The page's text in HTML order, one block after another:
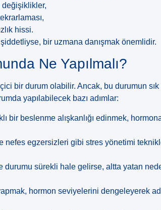
değişiklikler,
hissi.
bir uzmana danışmak önemlidir.
Ne Yapılmalı?
bir durum olabilir. Ancak, bu durumun sık
yapılabilecek bazı adımlar:
bir beslenme alışkanlığı edinmek,
nefes egzersizleri gibi stres yönetimi
durumu sürekli hale gelirse, altta yatan
hormon seviyelerini dengeleyerek